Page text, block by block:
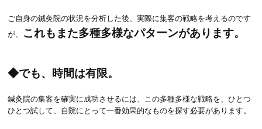
ご自身の鍼灸院の状況を分析した後、実際に集客の戦略を考えるのです
が、
これもまた多種多様なパターンがあります。
◆でも、時間は有限。
鍼灸院の集客を確実に成功させるには、この多種多様な戦略を、ひとつ
ひとつ試して、自院にとって一番効果的なものを探す必要があります。